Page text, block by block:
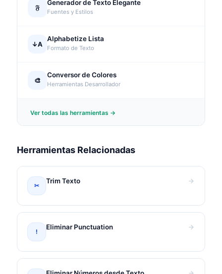
𝔉
Generador de Texto Elegante
Fuentes y Estilos
↓A
Alphabetize Lista
Formato de Texto
🎨
Conversor de Colores
Herramientas Desarrollador
Ver todas las herramientas →
Herramientas Relacionadas
✂
Trim Texto
!
Eliminar Punctuation